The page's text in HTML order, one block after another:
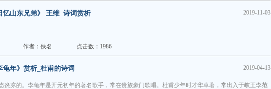
2019-11-03
忆山东兄弟》 王维 诗词赏析
作者：佚名 点击数：1986
2019-04-13
龟年》赏析_杜甫的诗词
炎凉的。李龟年是开元初年的著名歌手，常在贵族豪门歌唱。杜甫少年时才华卓著，常出入于岐王李范